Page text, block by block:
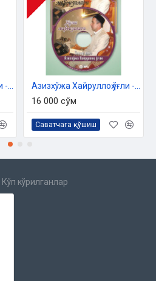
16 000 сўм
Саватчага қўшиш
Кўп кўрилганлар